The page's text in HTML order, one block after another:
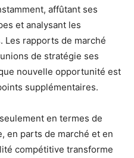
affûtant ses
et analysant les
Les rapports de marché
de stratégie ses
nouvelle opportunité est
supplémentaires.
en termes de
en parts de marché et en
compétitive transforme